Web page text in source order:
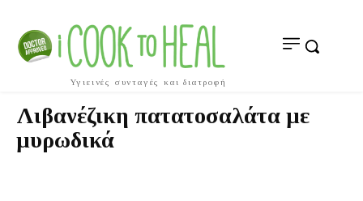
Υγιεινές συνταγές και διατροφή
Λιβανέζικη πατατοσαλάτα με
μυρωδικά